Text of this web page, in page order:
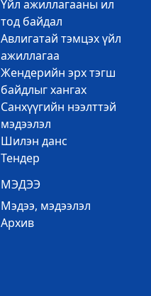
Үйл ажиллагааны ил
тод байдал
Авлигатай тэмцэх үйл
ажиллагаа
Жендерийн эрх тэгш
байдлыг хангах
Санхүүгийн нээлттэй
мэдээлэл
Шилэн данс
Тендер
МЭДЭЭ
Mэдээ, мэдээлэл
Архив